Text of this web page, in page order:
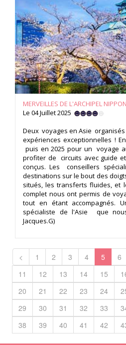
MERVEILLES DE L'ARCHIPEL NIPPON
Le 04 Juillet 2025
Deux voyages en Asie organisés
expériences exceptionnelles !
puis en 2025 pour un voyage
profiter de circuits avec guide
conçus. Les conseillers
destinations sur le bout des
situés, les transferts fluides, et
complet nous ont permis de
tout en étant accompagnés.
spécialiste de l'Asie que
Jacques.G)
< 1 2 3 4 5 6
11
12 13 14 15
20
21 22 23 24
29
30 31 32 33
38
39 40 41 42